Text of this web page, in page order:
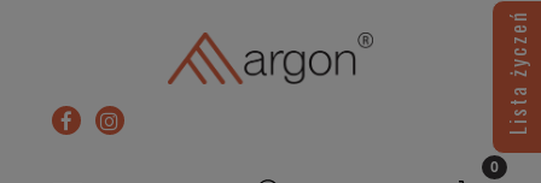
Lista życzeń